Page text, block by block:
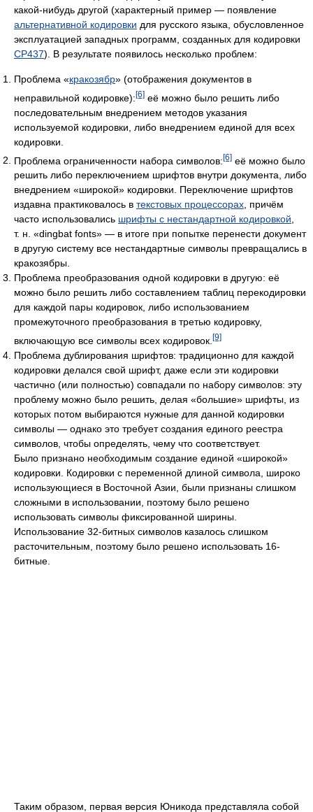
какой-нибудь другой (характерный пример — появление
альтернативной кодировки для русского языка, обусловленное
эксплуатацией западных программ, созданных для кодировки
CP437). В результате появилось несколько проблем:
Проблема «кракозябр» (отображения документов в
неправильной кодировке):[6] её можно было решить либо
последовательным внедрением методов указания
используемой кодировки, либо внедрением единой для всех
кодировки.
Проблема ограниченности набора символов:[6] её можно было
решить либо переключением шрифтов внутри документа, либо
внедрением «широкой» кодировки. Переключение шрифтов
издавна практиковалось в текстовых процессорах, причём
часто использовались шрифты с нестандартной кодировкой,
т. н. «dingbat fonts» — в итоге при попытке перенести документ
в другую систему все нестандартные символы превращались в
кракозябры.
Проблема преобразования одной кодировки в другую: её
можно было решить либо составлением таблиц перекодировки
для каждой пары кодировок, либо использованием
промежуточного преобразования в третью кодировку,
включающую все символы всех кодировок. [9]
Проблема дублирования шрифтов: традиционно для каждой
кодировки делался свой шрифт, даже если эти кодировки
частично (или полностью) совпадали по набору символов: эту
проблему можно было решить, делая «большие» шрифты, из
которых потом выбираются нужные для данной кодировки
символы — однако это требует создания единого реестра
символов, чтобы определять, чему что соответствует.
Было признано необходимым создание единой «широкой»
кодировки. Кодировки с переменной длиной символа, широко
использующиеся в Восточной Азии, были признаны слишком
сложными в использовании, поэтому было решено
использовать символы фиксированной ширины.
Использование 32-битных символов казалось слишком
расточительным, поэтому было решено использовать 16-
битные.
Таким образом, первая версия Юникода представляла собой